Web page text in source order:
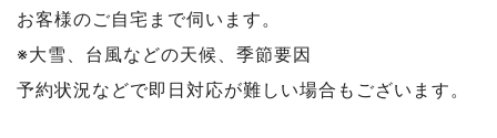
お客様のご自宅まで伺います。
※大雪、台風などの天候、季節要因
予約状況などで即日対応が難しい場合もございます。